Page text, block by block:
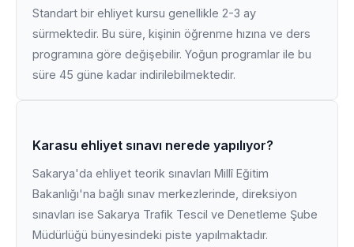
Standart bir ehliyet kursu genellikle 2-3 ay
sürmektedir. Bu süre, kişinin öğrenme hızına ve ders
programına göre değişebilir. Yoğun programlar ile bu
süre 45 güne kadar indirilebilmektedir.
Karasu ehliyet sınavı nerede yapılıyor?
Sakarya'da ehliyet teorik sınavları Millî Eğitim
Bakanlığı'na bağlı sınav merkezlerinde, direksiyon
sınavları ise Sakarya Trafik Tescil ve Denetleme Şube
Müdürlüğü bünyesindeki piste yapılmaktadır.